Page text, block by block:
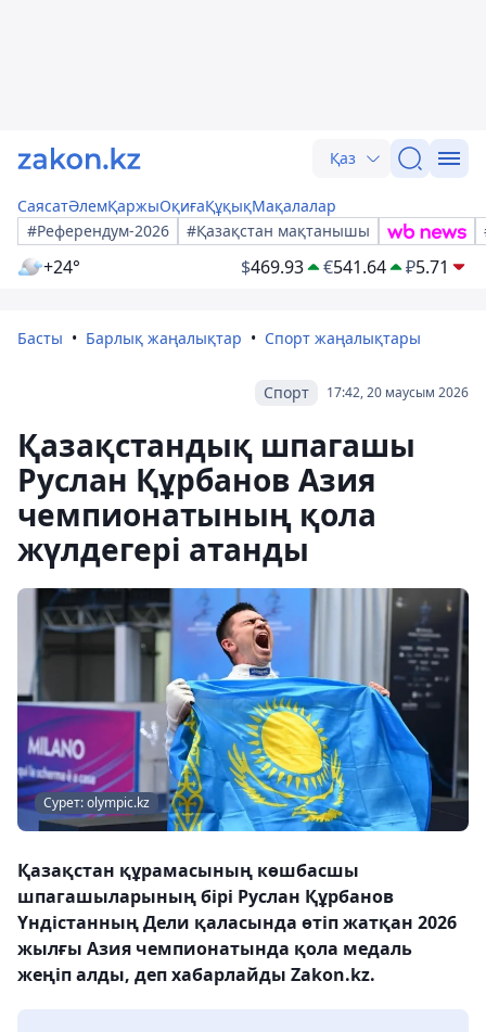
Қаз
СаясатӘлемҚаржыОқиғаҚұқықМақалалар
#Референдум-2026
#Қазақстан мақтанышы
+24° $469.93 €541.64 ₽5.71
Басты Барлық жаңалықтар Спорт жаңалықтары
17:42, 20 маусым 2026
Спорт
Қазақстандық шпагашы
Руслан Құрбанов Азия
чемпионатының қола
жүлдегері атанды
Сурет: olympic.kz
Қазақстан құрамасының көшбасшы
шпагашыларының бірі Руслан Құрбанов
Үндістанның Дели қаласында өтіп жатқан 2026
жылғы Азия чемпионатында қола медаль
жеңіп алды, деп хабарлайды Zakon.kz.